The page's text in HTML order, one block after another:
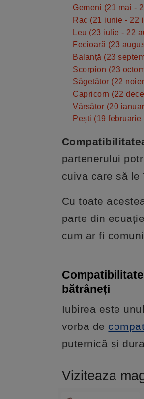
Gemeni (21 mai -
Rac (21 iunie - 22
Leu (23 iulie - 22
Fecioară (23
Balanță (23
Scorpion (23
Săgetător (22
Capricorn (22
Vărsător (20
Pești (19 februarie
partenerului
cuiva care să le
Cu toate
parte din
cum ar fi
bătrâneți
Iubirea este
vorba de
puternică și
Viziteaza